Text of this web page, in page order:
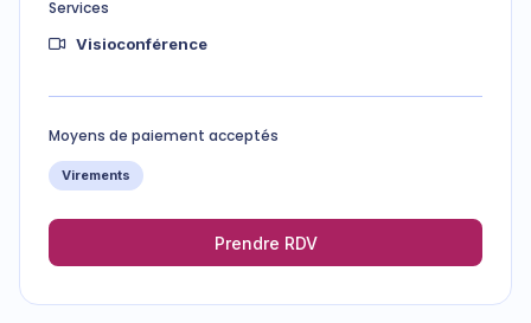
Services
Visioconférence
Moyens de paiement acceptés
Virements
Prendre RDV